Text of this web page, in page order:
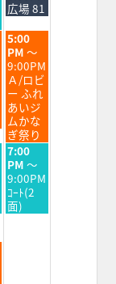
8
月
29th
2026
広場 81
土
曜
日,
8
月
29th
2026
5:00
PM ～
9:00PM
Ａ/ロビ
ー ふれ
あいジ
ムかな
ぎ祭り
土
曜
日,
8
月
29th
7:00
PM ～
9:00PM
ｺｰﾄ(2
面)